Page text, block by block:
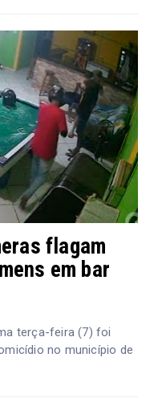
flagam
em bar
terça-feira (7) foi
no município de